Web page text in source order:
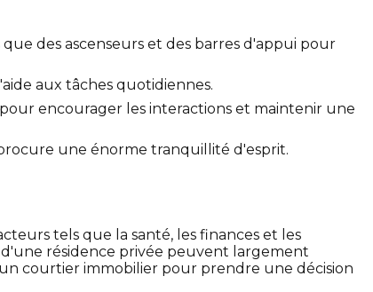
des ascenseurs et des barres d'appui pour
aux tâches quotidiennes.
encourager les interactions et maintenir une
une énorme tranquillité d'esprit.
tels que la santé, les finances et les
résidence privée peuvent largement
courtier immobilier pour prendre une décision